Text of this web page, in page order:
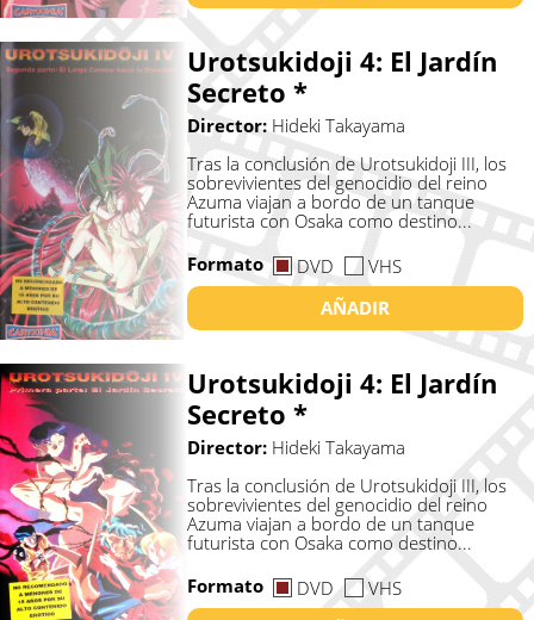
Urotsukidoji 4: El Jardí­n
Secreto *
Director: Hideki Takayama
Tras la conclusión de Urotsukidoji III, los
sobrevivientes del genocidio del reino
Azuma viajan a bordo de un tanque
futurista con Osaka como destino...
Formato
DVD
VHS
AÑADIR
Urotsukidoji 4: El Jardí­n
Secreto *
Director: Hideki Takayama
Tras la conclusión de Urotsukidoji III, los
sobrevivientes del genocidio del reino
Azuma viajan a bordo de un tanque
futurista con Osaka como destino...
Formato
DVD
VHS